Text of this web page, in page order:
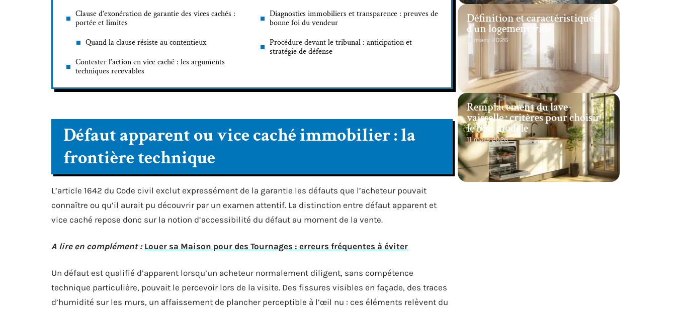
Clause d’exonération de garantie des vices cachés :
portée et limites
Quand la clause résiste au contentieux
Contester l’action en vice caché : les arguments
techniques recevables
Diagnostics immobiliers et transparence : preuves de
bonne foi du vendeur
Procédure devant le tribunal : anticipation et
stratégie de défense
Défaut apparent ou vice caché immobilier : la
frontière technique
L’article 1642 du Code civil exclut expressément de la garantie les défauts que l’acheteur pouvait
connaître ou qu’il aurait pu découvrir par un examen attentif. La distinction entre défaut apparent et
vice caché repose donc sur la notion d’accessibilité du défaut au moment de la vente.
A lire en complément : Louer sa Maison pour des Tournages : erreurs fréquentes à éviter
Un défaut est qualifié d’apparent lorsqu’un acheteur normalement diligent, sans compétence
technique particulière, pouvait le percevoir lors de la visite. Des fissures visibles en façade, des traces
d’humidité sur les murs, un affaissement de plancher perceptible à l’œil nu : ces éléments relèvent du
Définition et caractéristiques
d’un logement vide
11 mars 2026
Remplacement du lave-
vaisselle : critères pour choisir
le bon modèle
11 mars 2026